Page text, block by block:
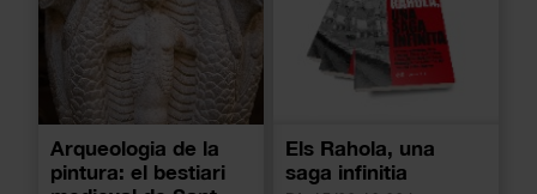
Arqueologia de la
pintura: el bestiari
Els Rahola, una
saga infinitia